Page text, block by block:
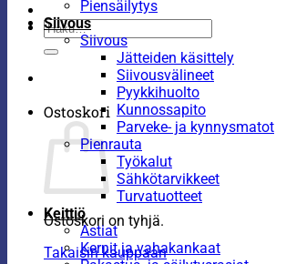
Etsi:
Ostoskori
Ostoskori on tyhjä.
Takaisin kauppaan
Piensäilytys
Siivous
Siivous
Jätteiden käsittely
Siivousvälineet
Pyykkihuolto
Kunnossapito
Parveke- ja kynnysmatot
Pienrauta
Työkalut
Sähkötarvikkeet
Turvatuotteet
Keittiö
Astiat
Kernit ja vahakankaat